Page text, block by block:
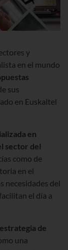
y
en el mundo
sus
en Euskaltel
en
sector del
como de
en el
necesidades del
el día a
de
una